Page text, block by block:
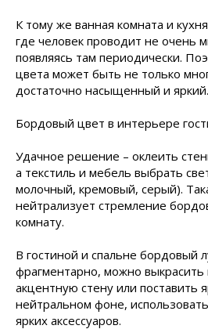
К тому же ванная комната и
где человек проводит не очень
появляясь там периодически.
цвета может быть не только
достаточно насыщенный и яркий.
Бордовый цвет в интерьере
Удачное решение – оклеить
а текстиль и мебель выбрать
молочный, кремовый, серый).
нейтрализует стремление
комнату.
В гостиной и спальне бордовый
фрагментарно, можно выкрасить
акцентную стену или поставить
нейтральном фоне,
ярких аксессуаров.